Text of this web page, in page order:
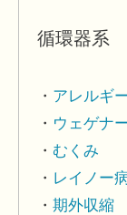
循環器系
アレルギ
ウェゲナ
むくみ
レイノー
期外収縮